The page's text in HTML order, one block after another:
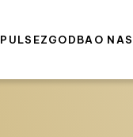
PULSEZGODBA O NAS